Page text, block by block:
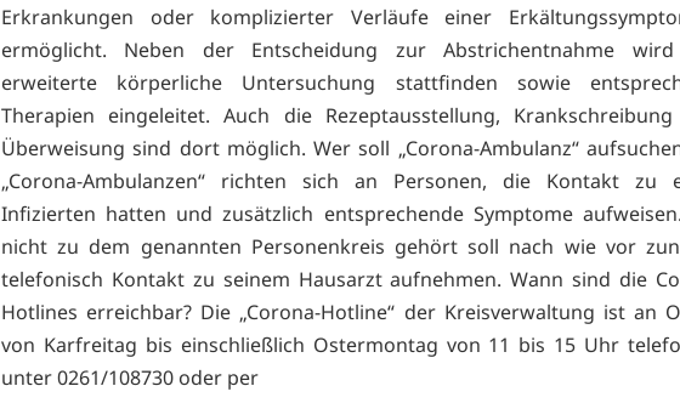
Erkrankungen oder komplizierter Verläufe einer
ermöglicht. Neben der Entscheidung zur Abstrichentnahme
erweiterte körperliche Untersuchung stattfinden sowie
Therapien eingeleitet. Auch die Rezeptausstellung,
Überweisung sind dort möglich. Wer soll „Corona-Ambulanz“
„Corona-Ambulanzen“ richten sich an Personen, die Kontakt zu
Infizierten hatten und zusätzlich entsprechende Symptome
nicht zu dem genannten Personenkreis gehört soll nach wie vor
telefonisch Kontakt zu seinem Hausarzt aufnehmen. Wann sind die
Hotlines erreichbar? Die „Corona-Hotline“ der Kreisverwaltung ist an
von Karfreitag bis einschließlich Ostermontag von 11 bis 15 Uhr
unter 0261/108730 oder per